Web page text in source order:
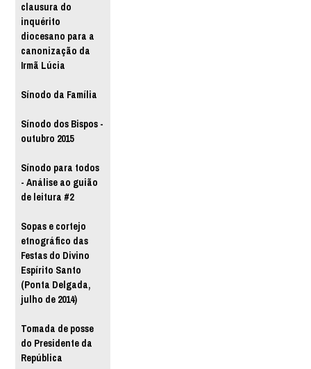
clausura do
inquérito
diocesano para a
canonização da
Irmã Lúcia
Sínodo da Família
Sínodo dos Bispos -
outubro 2015
Sínodo para todos
- Análise ao guião
de leitura #2
Sopas e cortejo
etnográfico das
Festas do Divino
Espírito Santo
(Ponta Delgada,
julho de 2014)
Tomada de posse
do Presidente da
República